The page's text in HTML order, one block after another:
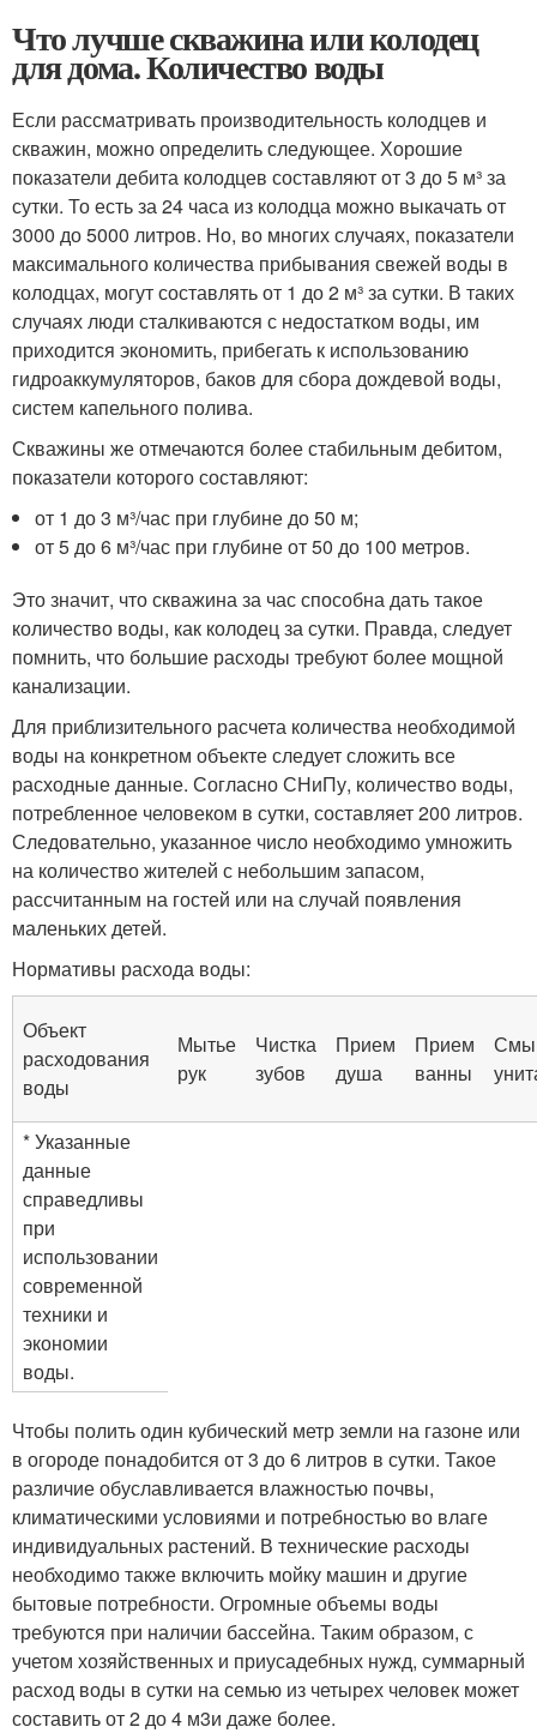
Что лучше скважина или колодец
для дома. Количество воды
Если рассматривать производительность колодцев и
скважин, можно определить следующее. Хорошие
показатели дебита колодцев составляют от 3 до 5 м³ за
сутки. То есть за 24 часа из колодца можно выкачать от
3000 до 5000 литров. Но, во многих случаях, показатели
максимального количества прибывания свежей воды в
колодцах, могут составлять от 1 до 2 м³ за сутки. В таких
случаях люди сталкиваются с недостатком воды, им
приходится экономить, прибегать к использованию
гидроаккумуляторов, баков для сбора дождевой воды,
систем капельного полива.
Скважины же отмечаются более стабильным дебитом,
показатели которого составляют:
от 1 до 3 м³/час при глубине до 50 м;
от 5 до 6 м³/час при глубине от 50 до 100 метров.
Это значит, что скважина за час способна дать такое
количество воды, как колодец за сутки. Правда, следует
помнить, что большие расходы требуют более мощной
канализации.
Для приблизительного расчета количества необходимой
воды на конкретном объекте следует сложить все
расходные данные. Согласно СНиПу, количество воды,
потребленное человеком в сутки, составляет 200 литров.
Следовательно, указанное число необходимо умножить
на количество жителей с небольшим запасом,
рассчитанным на гостей или на случай появления
маленьких детей.
Нормативы расхода воды:
Объект
расходования
воды
Мытье
рук
Чистка
зубов
Прием
душа
Прием
ванны
* Указанные
данные
справедливы
при
использовании
современной
техники и
экономии
воды.
Чтобы полить один кубический метр земли на газоне или
в огороде понадобится от 3 до 6 литров в сутки. Такое
различие обуславливается влажностью почвы,
климатическими условиями и потребностью во влаге
индивидуальных растений. В технические расходы
необходимо также включить мойку машин и другие
бытовые потребности. Огромные объемы воды
требуются при наличии бассейна. Таким образом, с
учетом хозяйственных и приусадебных нужд, суммарный
расход воды в сутки на семью из четырех человек может
составить от 2 до 4 м3и даже более.